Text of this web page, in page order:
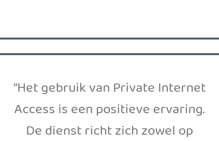
”Het gebruik van Private Internet
Access is een positieve ervaring.
De dienst richt zich zowel op